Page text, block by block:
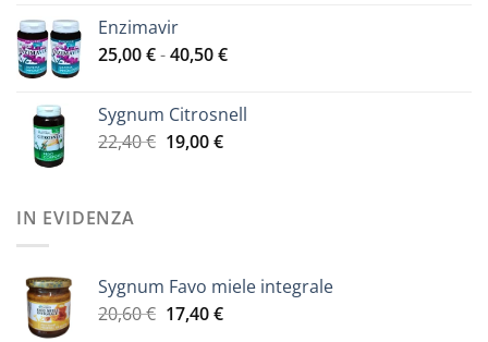
originale
era:
è:
Enzimavir
25,00€-40,50€Fascia
da
Sygnum Citrosnell
22,40€ Il
19,00€Il
IN EVIDENZA
Sygnum Favo miele integrale
20,60€ Il
17,40€Il